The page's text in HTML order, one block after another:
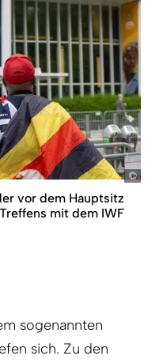
vor dem Hauptsitz
mit dem IWF
sogenannten
sich. Zu den